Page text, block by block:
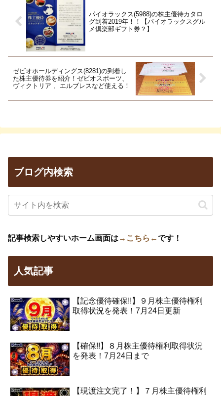
パイオラックス(5988)の株主優待カタロ
グ到着2019年！！【パイオラックスグル
メ倶楽部ギフト券？】
ゼビオホールディングス(8281)の到着し
た株主優待券を紹介！ゼビオスポーツ、
ヴィクトリア 、エルブレスなど使える！
ブログ内検索
記事検索しやすいホーム画面は →こちら←です！
人気記事
【記念優待確保!!】９月株主優待権利
取得状況を発表！7月24日更新
【確保!!】８月株主優待権利取得状況
を発表！7月24日まで
【現渡注文完了！】７月株主優待権利